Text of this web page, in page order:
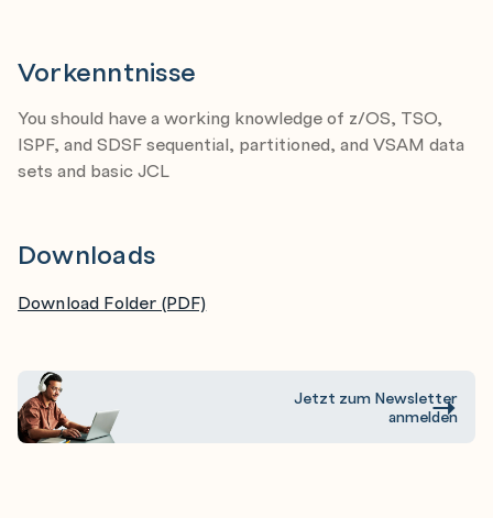
Vorkenntnisse
You should have a working knowledge of z/OS, TSO,
ISPF, and SDSF sequential, partitioned, and VSAM data
sets and basic JCL
Downloads
Download Folder (PDF)
Jetzt zum Newsletter
anmelden